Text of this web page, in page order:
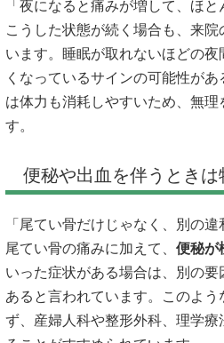
「夜になると痛みが増して、ほと
こうした状態が続く場合も、来
います。睡眠が取れないほどの夜
くなっているサインの可能性が
は体力も消耗しやすいため、無
す。
便秘や出血を伴うときは
「尾てい骨だけじゃなく、別の
尾てい骨の痛みに加えて、 便秘が
いった症状がある場合は、別の
あると言われています。このよ
ず、産婦人科や整形外科、理学